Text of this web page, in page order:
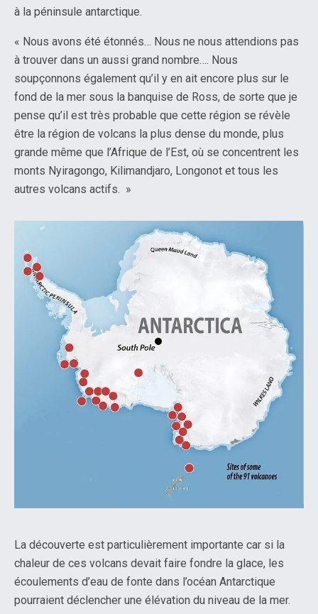
à la péninsule antarctique.
« Nous avons été étonnés… Nous ne nous attendions pas
à trouver dans un aussi grand nombre…. Nous
soupçonnons également qu’il y en ait encore plus sur le
fond de la mer sous la banquise de Ross, de sorte que je
pense qu’il est très probable que cette région se révèle
être la région de volcans la plus dense du monde, plus
grande même que l’Afrique de l’Est, où se concentrent les
monts Nyiragongo, Kilimandjaro, Longonot et tous les
autres volcans actifs. »
La découverte est particulièrement importante car si la
chaleur de ces volcans devait faire fondre la glace, les
écoulements d’eau de fonte dans l’océan Antarctique
pourraient déclencher une élévation du niveau de la mer.